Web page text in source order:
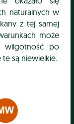
naturalnych w
z tej samej
może
wilgotność po
te są niewielkie.